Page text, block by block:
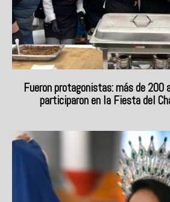
Fueron protagonistas: más de 200
participaron en la Fiesta del